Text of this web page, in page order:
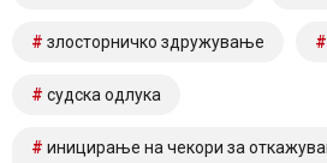
злосторничко здружување
судска одлука
иницирање на чекори за